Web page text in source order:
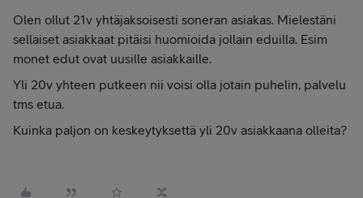
Olen ollut 21v yhtäjaksoisesti soneran asiakas. Mielestäni
sellaiset asiakkaat pitäisi huomioida jollain eduilla. Esim
monet edut ovat uusille asiakkaille.
Yli 20v yhteen putkeen nii voisi olla jotain puhelin, palvelu
tms etua.
Kuinka paljon on keskeytyksettä yli 20v asiakkaana olleita?